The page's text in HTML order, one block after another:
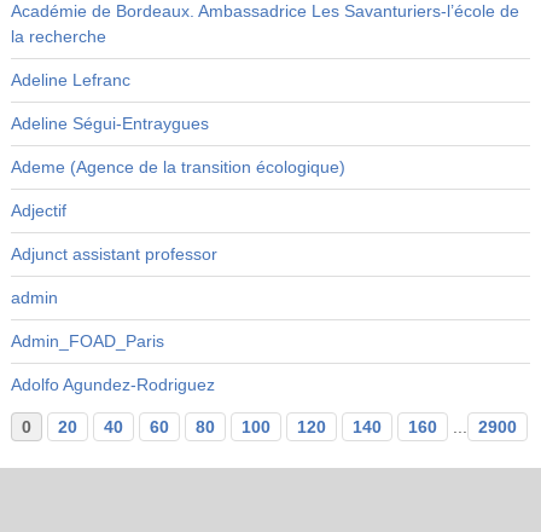
Académie de Bordeaux. Ambassadrice Les Savanturiers-l’école de
la recherche
Adeline Lefranc
Adeline Ségui-Entraygues
Ademe (Agence de la transition écologique)
Adjectif
Adjunct assistant professor
admin
Admin_FOAD_Paris
Adolfo Agundez-Rodriguez
0 20 40 60 80 100 120 140 160 ... 2900